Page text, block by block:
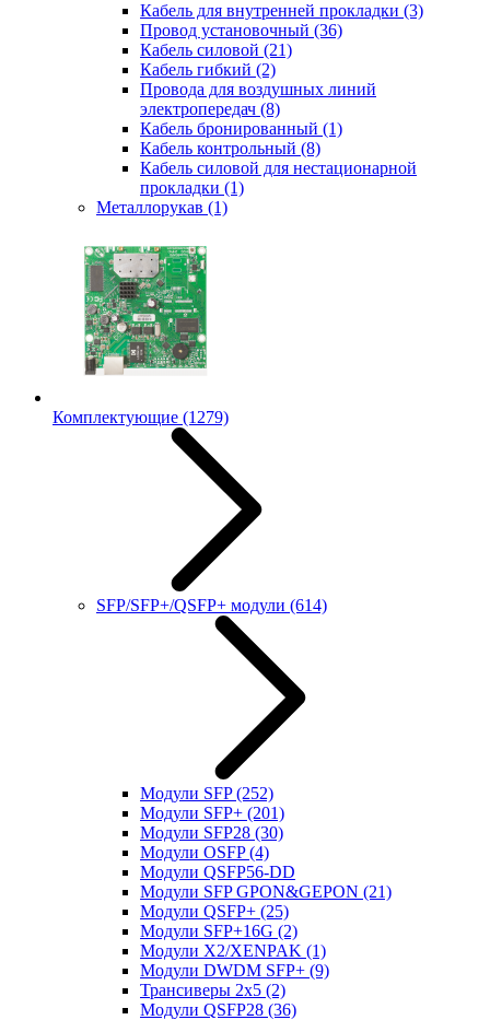
Кабель для внутренней прокладки (3)
Провод установочный (36)
Кабель силовой (21)
Кабель гибкий (2)
Провода для воздушных линий
электропередач (8)
Кабель бронированный (1)
Кабель контрольный (8)
Кабель силовой для нестационарной
прокладки (1)
Металлорукав (1)
Комплектующие (1279)
SFP/SFP+/QSFP+ модули (614)
Модули SFP(252)
Модули SFP+ (201)
Модули SFP28 (30)
Модули OSFP(4)
Модули QSFP56-DD
Модули SFP GPON&GEPON (21)
Модули QSFP+ (25)
Модули SFP+16G (2)
Модули X2/XENPAK (1)
Модули DWDM SFP+ (9)
Трансиверы 2x5 (2)
Модули QSFP28 (36)